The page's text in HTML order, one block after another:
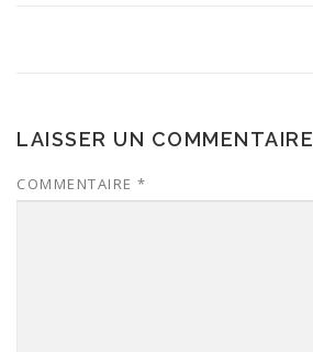
LAISSER UN COMMENTAIRE
COMMENTAIRE *